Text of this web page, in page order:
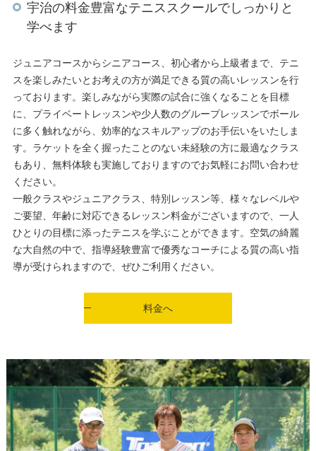
宇治の料金豊富なテニススクールでしっかりと
学べます
ジュニアコースからシニアコース、初心者から上級者まで、テニ
スを楽しみたいとお考えの方が満足できる質の高いレッスンを行
っております。楽しみながら実際の試合に強くなることを目標
に、プライベートレッスンや少人数のグループレッスンでボール
に多く触れながら、効率的なスキルアップのお手伝いをいたしま
す。ラケットを全く握ったことのない未経験の方に最適なクラス
もあり、無料体験も実施しておりますのでお気軽にお問い合わせ
ください。
一般クラスやジュニアクラス、特別レッスン等、様々なレベルや
ご要望、年齢に対応できるレッスン料金がございますので、一人
ひとりの目標に添ったテニスを学ぶことができます。空気の綺麗
な大自然の中で、指導経験豊富で優秀なコーチによる質の高い指
導が受けられますので、ぜひご利用ください。
料金へ